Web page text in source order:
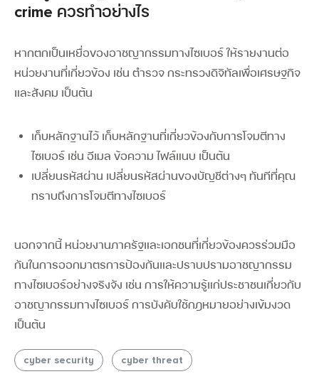
crime ควรทำอย่างไร
หากตกเป็นเหยื่อของอาชญากรรมทางไซเบอร์ ให้รายงานต่อ
หน่วยงานที่เกี่ยวข้อง เช่น ตำรวจ กระทรวงดิจิทัลเพื่อเศรษฐกิจ
และสังคม เป็นต้น
เก็บหลักฐานไว้ เก็บหลักฐานที่เกี่ยวข้องกับการโจมตีทาง
ไซเบอร์ เช่น อีเมล ข้อความ ไฟล์แนบ เป็นต้น
เปลี่ยนรหัสผ่าน เปลี่ยนรหัสผ่านของบัญชีต่างๆ ทันทีที่คุณ
ทราบถึงการโจมตีทางไซเบอร์
นอกจากนี้ หน่วยงานภาครัฐและเอกชนที่เกี่ยวข้องควรร่วมมือ
กันในการออกมาตรการป้องกันและปราบปรามอาชญากรรม
ทางไซเบอร์อย่างจริงจัง เช่น การให้ความรู้แก่ประชาชนเกี่ยวกับ
อาชญากรรมทางไซเบอร์ การบังคับใช้กฎหมายอย่างเข้มงวด
เป็นต้น
cyber security cyber threat